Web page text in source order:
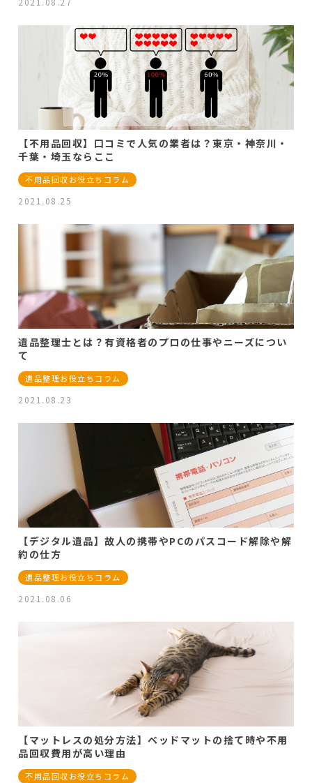
【不用品回収】口コミで人気の業者は？東京・神奈川・
千葉・埼玉ならここ
不用品回収お役立ちコラム
2021.08.25
遺品整理士とは？有資格者のプロの仕事やニーズについ
て
遺品整理お役立ちコラム
2021.08.23
【デジタル遺品】故人の携帯やPCのパスコード解除や解
約の仕方
遺品整理お役立ちコラム
2021.08.06
【マットレスの処分方法】ベッドマットの捨て時や不用
品回収費用が高い理由
不用品回収お役立ちコラム